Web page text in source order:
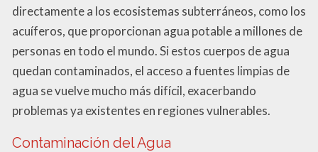
directamente a los ecosistemas subterráneos, como los
acuíferos, que proporcionan agua potable a millones de
personas en todo el mundo. Si estos cuerpos de agua
quedan contaminados, el acceso a fuentes limpias de
agua se vuelve mucho más difícil, exacerbando
problemas ya existentes en regiones vulnerables.
Contaminación del Agua